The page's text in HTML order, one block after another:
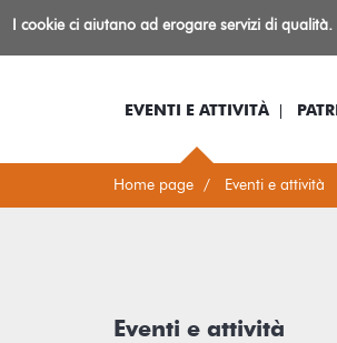
BibliotecaIo sono...
EVENTI E ATTIVITÀ
Home page Eventi e attività
Eventi e attività
I cookie ci aiutano ad erogare servizi di